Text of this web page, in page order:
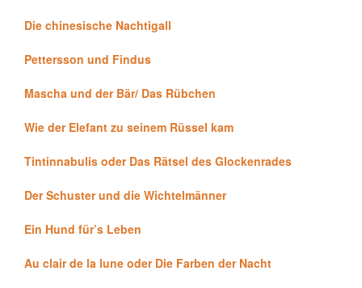
Die chinesische Nachtigall
Pettersson und Findus
Mascha und der Bär/ Das Rübchen
Wie der Elefant zu seinem Rüssel kam
Tintinnabulis oder Das Rätsel des Glockenrades
Der Schuster und die Wichtelmänner
Ein Hund für’s Leben
Au clair de la lune oder Die Farben der Nacht